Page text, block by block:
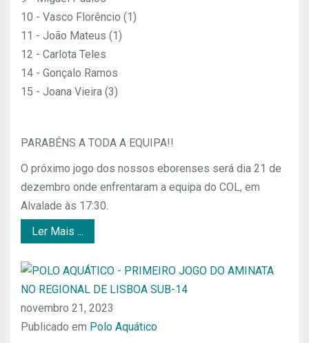
10 - Vasco Florêncio (1)
11 - João Mateus (1)
12 - Carlota Teles
14 - Gonçalo Ramos
15 - Joana Vieira (3)
PARABÉNS A TODA A EQUIPA!!
O próximo jogo dos nossos eborenses será dia 21 de
dezembro onde enfrentaram a equipa do COL, em
Alvalade às 17:30.
Ler Mais ...
novembro 21, 2023
Publicado em Polo Aquático